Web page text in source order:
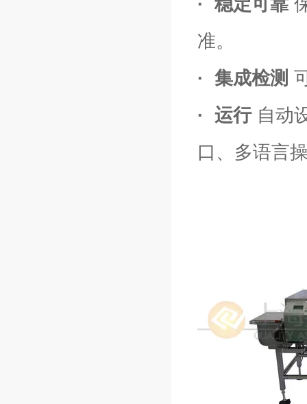
准。
· 集成检测
· 运行自动
口、多语言